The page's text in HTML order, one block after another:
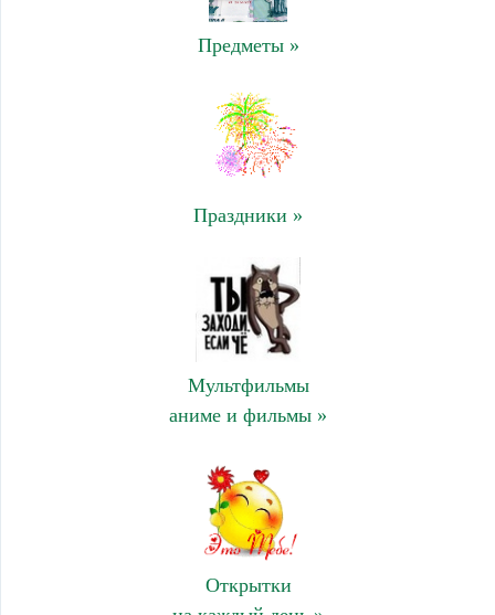
Предметы »
Праздники »
Мультфильмы
аниме и фильмы »
Открытки